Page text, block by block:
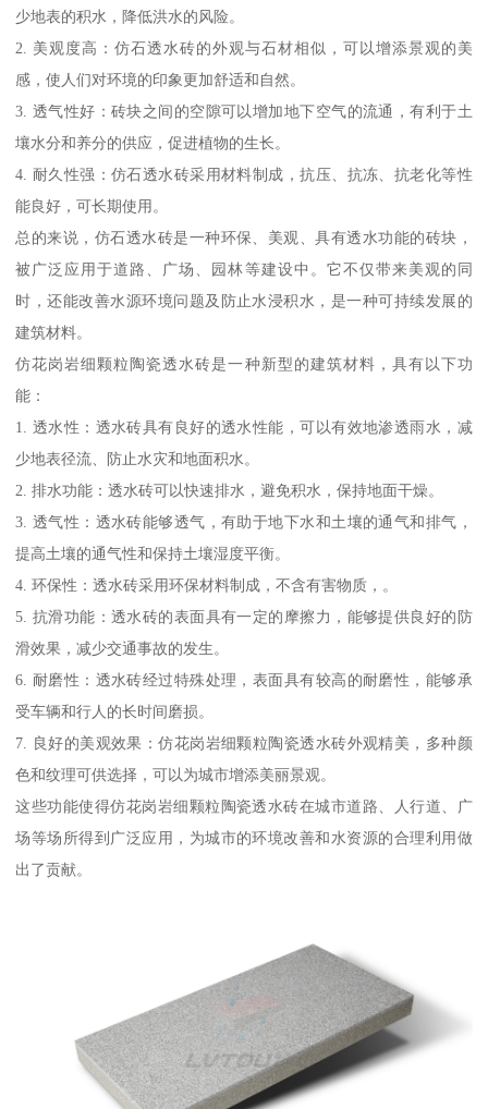
少地表的积水，降低洪水的风险。
2. 美观度高：仿石透水砖的外观与石材相似，可以增添景观的美
感，使人们对环境的印象更加舒适和自然。
3. 透气性好：砖块之间的空隙可以增加地下空气的流通，有利于土
壤水分和养分的供应，促进植物的生长。
4. 耐久性强：仿石透水砖采用材料制成，抗压、抗冻、抗老化等性
能良好，可长期使用。
总的来说，仿石透水砖是一种环保、美观、具有透水功能的砖块，
被广泛应用于道路、广场、园林等建设中。它不仅带来美观的同
时，还能改善水源环境问题及防止水浸积水，是一种可持续发展的
建筑材料。
仿花岗岩细颗粒陶瓷透水砖是一种新型的建筑材料，具有以下功
能：
1. 透水性：透水砖具有良好的透水性能，可以有效地渗透雨水，减
少地表径流、防止水灾和地面积水。
2. 排水功能：透水砖可以快速排水，避免积水，保持地面干燥。
3. 透气性：透水砖能够透气，有助于地下水和土壤的通气和排气，
提高土壤的通气性和保持土壤湿度平衡。
4. 环保性：透水砖采用环保材料制成，不含有害物质，。
5. 抗滑功能：透水砖的表面具有一定的摩擦力，能够提供良好的防
滑效果，减少交通事故的发生。
6. 耐磨性：透水砖经过特殊处理，表面具有较高的耐磨性，能够承
受车辆和行人的长时间磨损。
7. 良好的美观效果：仿花岗岩细颗粒陶瓷透水砖外观精美，多种颜
色和纹理可供选择，可以为城市增添美丽景观。
这些功能使得仿花岗岩细颗粒陶瓷透水砖在城市道路、人行道、广
场等场所得到广泛应用，为城市的环境改善和水资源的合理利用做
出了贡献。